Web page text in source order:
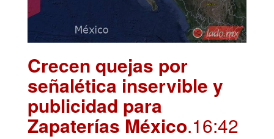
Crecen quejas por
señalética inservible y
publicidad para
Zapaterías México.16:42